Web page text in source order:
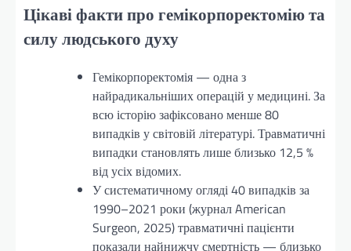
Цікаві факти про гемікорпоректомію та
силу людського духу
Гемікорпоректомія — одна з
найрадикальніших операцій у медицині. За
всю історію зафіксовано менше 80
випадків у світовій літературі. Травматичні
випадки становлять лише близько 12,5 %
від усіх відомих.
У систематичному огляді 40 випадків за
1990–2021 роки (журнал American
Surgeon, 2025) травматичні пацієнти
показали найнижчу смертність — близько